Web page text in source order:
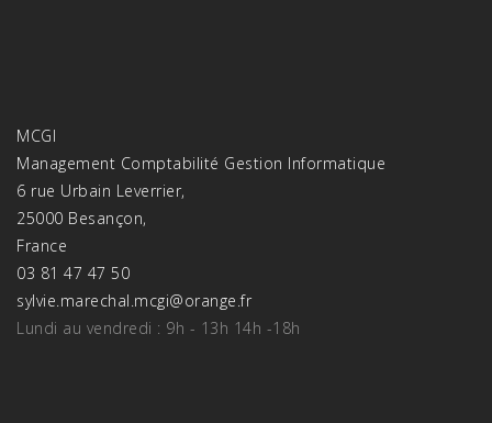
MCGI
Management Comptabilité Gestion Informatique
6 rue Urbain Leverrier,
25000 Besançon,
France
03 81 47 47 50
sylvie.marechal.mcgi@orange.fr
Lundi au vendredi : 9h - 13h 14h -18h